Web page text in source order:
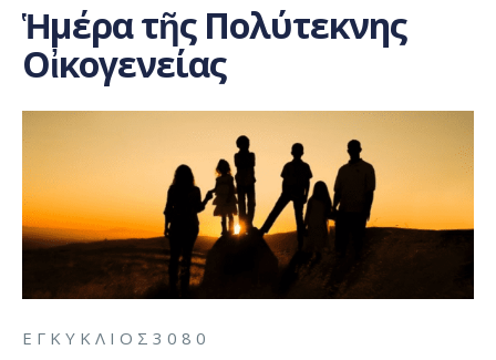
Ἡμέρα τῆς Πολύτεκνης
Οἰκογενείας
Ε Γ Κ Υ Κ Λ Ι Ο Σ 3 0 8 0